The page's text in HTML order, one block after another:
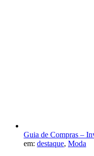
Guia de Compras –
em: destaque, Moda